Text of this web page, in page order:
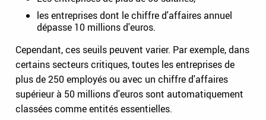
les entreprises dont le chiffre d'affaires annuel
dépasse 10 millions d'euros.
Cependant, ces seuils peuvent varier. Par exemple, dans
certains secteurs critiques, toutes les entreprises de
plus de 250 employés ou avec un chiffre d'affaires
supérieur à 50 millions d'euros sont automatiquement
classées comme entités essentielles.